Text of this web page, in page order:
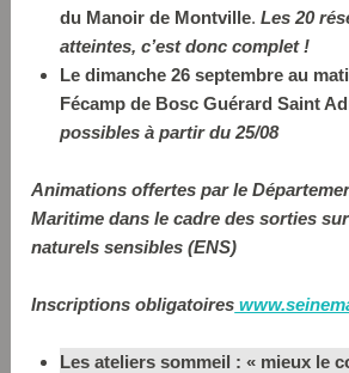
du Manoir de Montville.Les 20
atteintes, c’est donc complet !
Le dimanche 26 septembre au
Fécamp de Bosc Guérard Saint
possibles à partir du 25/08
Animations offertes par le
Maritime dans le cadre des sorties
naturels sensibles (ENS)
Inscriptions obligatoires
Les ateliers sommeil : « mieux le